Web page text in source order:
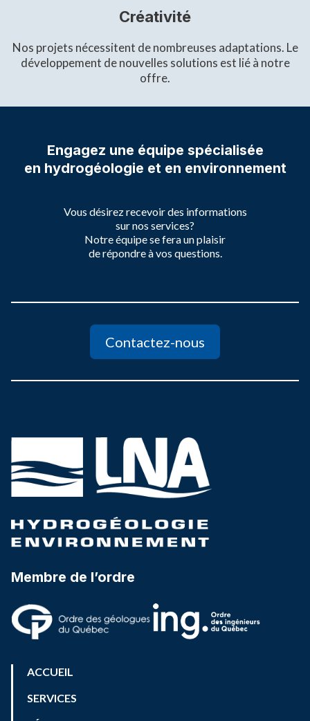
Créativité
Nos projets nécessitent de nombreuses adaptations. Le
développement de nouvelles solutions est lié à notre
offre.
Engagez une équipe spécialisée
en hydrogéologie et en environnement
Vous désirez recevoir des informations
sur nos services?
Notre équipe se fera un plaisir
de répondre à vos questions.
Contactez-nous
Membre de l’ordre
ACCUEIL
SERVICES